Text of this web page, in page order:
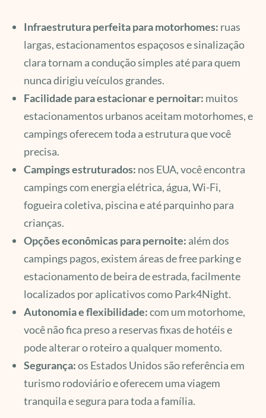
Infraestrutura perfeita para motorhomes: ruas
largas, estacionamentos espaçosos e sinalização
clara tornam a condução simples até para quem
nunca dirigiu veículos grandes.
Facilidade para estacionar e pernoitar: muitos
estacionamentos urbanos aceitam motorhomes, e
campings oferecem toda a estrutura que você
precisa.
Campings estruturados: nos EUA, você encontra
campings com energia elétrica, água, Wi-Fi,
fogueira coletiva, piscina e até parquinho para
crianças.
Opções econômicas para pernoite: além dos
campings pagos, existem áreas de free parking e
estacionamento de beira de estrada, facilmente
localizados por aplicativos como Park4Night.
Autonomia e flexibilidade:com um motorhome,
você não fica preso a reservas fixas de hotéis e
pode alterar o roteiro a qualquer momento.
Segurança:os Estados Unidos são referência em
turismo rodoviário e oferecem uma viagem
tranquila e segura para toda a família.